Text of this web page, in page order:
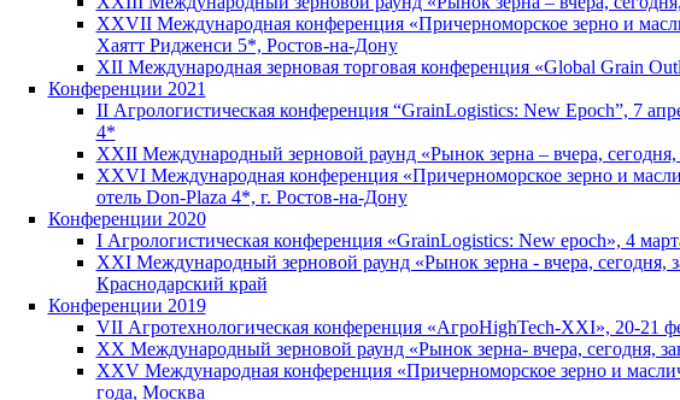
XXVII Международная конференция «Причерноморское зерно и
Хаятт Ридженси 5*, Ростов-на-Дону
XII Международная зерновая торговая конференция «Global Grain
Конференции 2021
II Агрологистическая конференция “GrainLogistics: New Epoch”, 7
4*
XXII Международный зерновой раунд «Рынок зерна – вчера,
XXVI Международная конференция «Причерноморское зерно и
отель Don-Plaza 4*, г. Ростов-на-Дону
Конференции 2020
I Агрологистическая конференция «GrainLogistics: New epoch», 4
XXI Международный зерновой раунд «Рынок зерна - вчера, сегодня,
Краснодарский край
Конференции 2019
VII Агротехнологическая конференция «АгроHighTech-XXI», 20-21
XX Международный зерновой раунд «Рынок зерна- вчера, сегодня,
XXV Международная конференция «Причерноморское зерно и
года, Москва